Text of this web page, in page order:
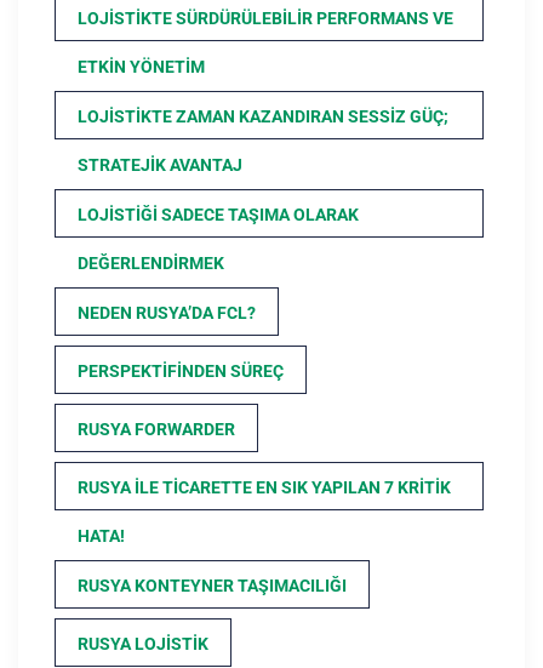
LOJISTIKTE SÜRDÜRÜLEBILIR PERFORMANS VE
ETKIN YÖNETIM
LOJISTIKTE ZAMAN KAZANDIRAN SESSIZ GÜÇ;
STRATEJIK AVANTAJ
LOJISTIĞI SADECE TAŞIMA OLARAK
DEĞERLENDIRMEK
NEDEN RUSYA’DA FCL?
PERSPEKTIFINDEN SÜREÇ
RUSYA FORWARDER
RUSYA ILE TICARETTE EN SIK YAPILAN 7 KRITIK
HATA!
RUSYA KONTEYNER TAŞIMACILIĞI
RUSYA LOJISTIK